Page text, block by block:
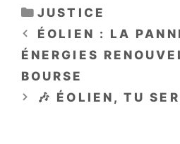
CATÉGORIES
JUSTICE
ÉOLIEN : LA
ÉNERGIES
BOURSE
🎶 ÉOLIEN, TU